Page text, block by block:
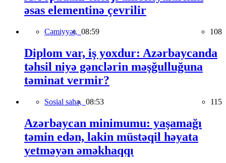
əsas elementinə çevrilir
Cəmiyyət, 08:59 108
Diplom var, iş yoxdur: Azərbaycanda
təhsil niyə gənclərin məşğulluğuna
təminat vermir?
Sosial sahə, 08:53 115
Azərbaycan minimumu: yaşamağı
təmin edən, lakin müstəqil həyata
yetməyən əməkhaqqı